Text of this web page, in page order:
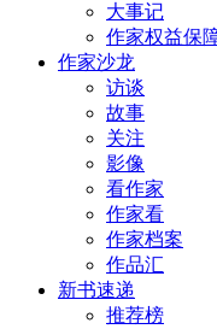
大事记
作家权益保
作家沙龙
访谈
故事
关注
影像
看作家
作家看
作家档案
作品汇
新书速递
推荐榜